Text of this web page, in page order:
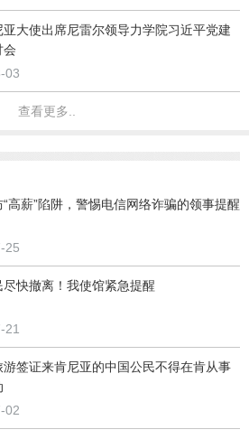
亚大使出席尼雷尔领导力学院习近平党建
会
03
查看更多..
“高薪”陷阱，警惕电信网络诈骗的领事提醒
25
尽快撤离！我使馆紧急提醒
21
游签证来肯尼亚的中国公民不得在肯从事
02